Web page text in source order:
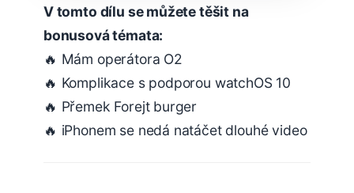
V tomto dílu se můžete těšit na
bonusová témata:
🔥 Mám operátora O2
🔥 Komplikace s podporou watchOS 10
🔥 Přemek Forejt burger
🔥 iPhonem se nedá natáčet dlouhé video